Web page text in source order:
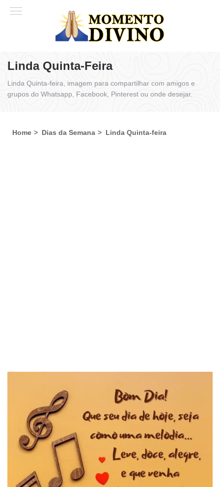
Linda Quinta-Feira
Linda Quinta-feira, imagem para compartilhar com amigos e
grupos do Whatsapp, Facebook, Pinterest ou onde desejar.
Home Dias da Semana Linda Quinta-feira